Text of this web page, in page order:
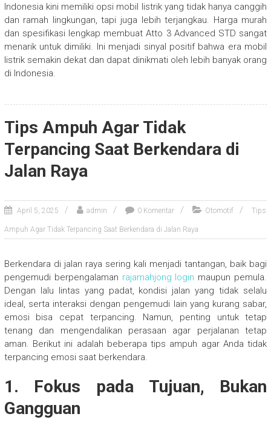
Indonesia kini memiliki opsi mobil listrik yang tidak hanya canggih
dan ramah lingkungan, tapi juga lebih terjangkau. Harga murah
dan spesifikasi lengkap membuat Atto 3 Advanced STD sangat
menarik untuk dimiliki. Ini menjadi sinyal positif bahwa era mobil
listrik semakin dekat dan dapat dinikmati oleh lebih banyak orang
di Indonesia.
Tips Ampuh Agar Tidak
Terpancing Saat Berkendara di
Jalan Raya
April 5, 2025 admin 0 Komentar Otomotif Tips
Ampuh Agar Tidak Terpancing Saat Berkendara di Jalan Raya
Berkendara di jalan raya sering kali menjadi tantangan, baik bagi
pengemudi berpengalaman rajamahjong login maupun pemula.
Dengan lalu lintas yang padat, kondisi jalan yang tidak selalu
ideal, serta interaksi dengan pengemudi lain yang kurang sabar,
emosi bisa cepat terpancing. Namun, penting untuk tetap
tenang dan mengendalikan perasaan agar perjalanan tetap
aman. Berikut ini adalah beberapa tips ampuh agar Anda tidak
terpancing emosi saat berkendara.
1. Fokus pada Tujuan, Bukan
Gangguan